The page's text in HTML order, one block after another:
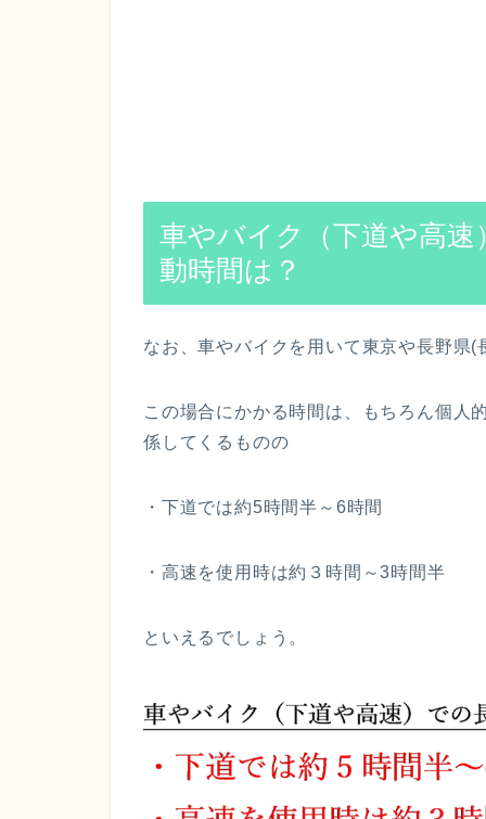
車やバイク（下道や高
動時間は？
なお、車やバイクを用いて東京や長野県
この場合にかかる時間は、もちろん個人
係してくるものの
・下道では約5時間半～6時間
・高速を使用時は約３時間～3時間半
といえるでしょう。